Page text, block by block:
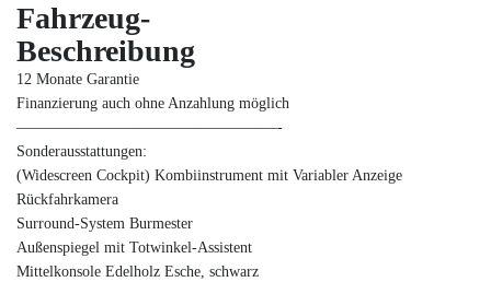
Fahrzeug-
Beschreibung
12 Monate Garantie
Finanzierung auch ohne Anzahlung möglich
—————————————————-
Sonderausstattungen:
(Widescreen Cockpit) Kombiinstrument mit Variabler Anzeige
Rückfahrkamera
Surround-System Burmester
Außenspiegel mit Totwinkel-Assistent
Mittelkonsole Edelholz Esche, schwarz